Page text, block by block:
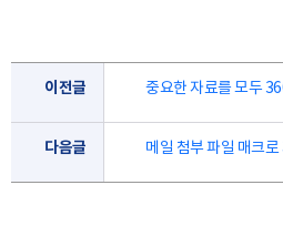
이전글
다음글